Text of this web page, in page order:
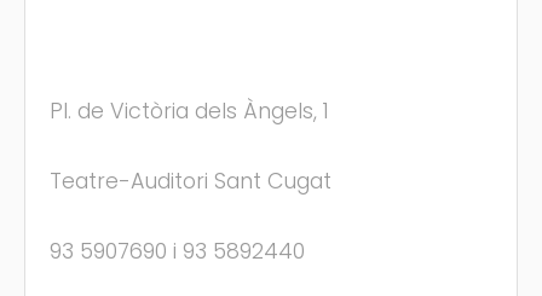
Pl. de Victòria dels Àngels, 1
Teatre-Auditori Sant Cugat
93 5907690 i 93 5892440